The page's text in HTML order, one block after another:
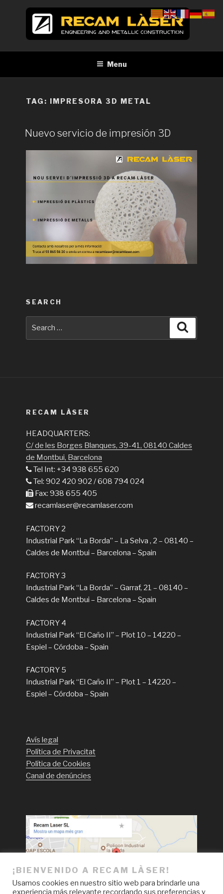
RECAM LÀSER
Menu
TAG: IMPRESORA 3D METAL
Nuevo servicio de impresión 3D
SEARCH
RECAM LÀSER
HEADQUARTERS:
C/ de les Borges Blanques, 39-41, 08140 Caldes
de Montbui, Barcelona
Tel Int: +34 938 655 620
Tel: 902 420 902 / 608 794 024
Fax: 938 655 405
recamlaser@recamlaser.com
FACTORY 2
Industrial Park “La Borda” – La Selva , 2 – 08140 –
Caldes de Montbui – Barcelona – Spain
FACTORY 3
Industrial Park “La Borda” – Garraf, 21 – 08140 –
Caldes de Montbui – Barcelona – Spain
FACTORY 4
Industrial Park “El Caño II” – Plot 10 – 14220 –
Espiel – Córdoba – Spain
FACTORY 5
Industrial Park “El Caño II” – Plot 1 – 14220 –
Espiel – Córdoba – Spain
Avís legal
Política de Privacitat
Política de Cookies
Canal de denúncies
¡BIENVENIDO A RECAM LÀSER!
Usamos cookies en nuestro sitio web para brindarle una
experiencia más relevante recordando sus preferencias y